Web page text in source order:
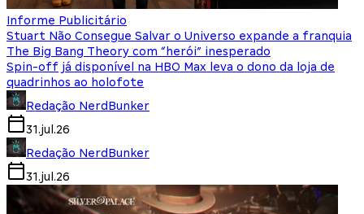
Informe Publicitário
Stuart Não Consegue Salvar o Universo expande a franquia
The Big Bang Theory com “herói” inesperado
Spin-off já disponível na HBO Max leva o dono da loja de
quadrinhos ao holofote
Redação NerdBunker
31.jul.26
Redação NerdBunker
31.jul.26